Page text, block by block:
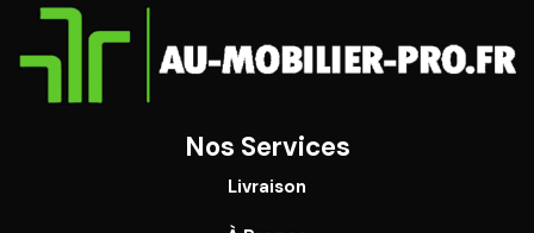
Nos Services
Livraison